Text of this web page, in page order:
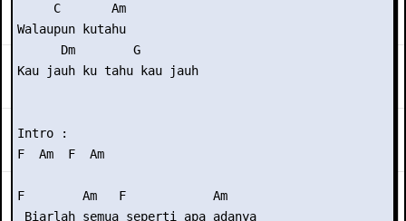
     C       Am
Walaupun kutahu
      Dm        G
Kau jauh ku tahu kau jauh
Intro :
F  Am  F  Am
F        Am   F            Am
Biarlah semua seperti apa adanya